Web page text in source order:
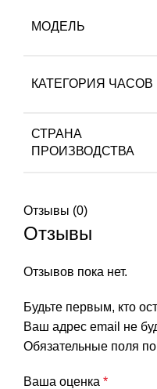
МОДЕЛЬ
КАТЕГОРИЯ ЧАСОВ
СТРАНА
ПРОИЗВОДСТВА
Отзывы (0)
Отзывы
Отзывов пока нет.
Будьте первым, кто
Ваш адрес email не
Обязательные поля
Ваша оценка *